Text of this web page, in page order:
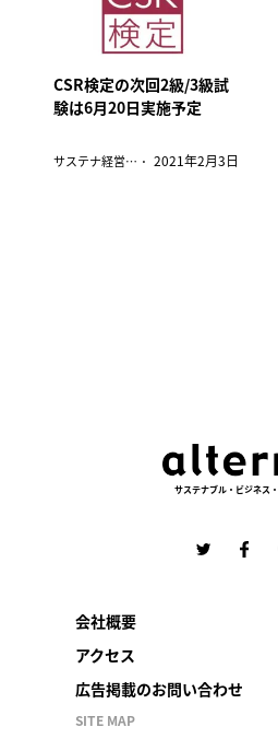
CSR検定の次回2級/3級試
験は6月20日実施予定
サステナ経営検定 2021年2月3日
サステナブル・ビジネス
会社概要
アクセス
広告掲載のお問い合わせ
SITE MAP